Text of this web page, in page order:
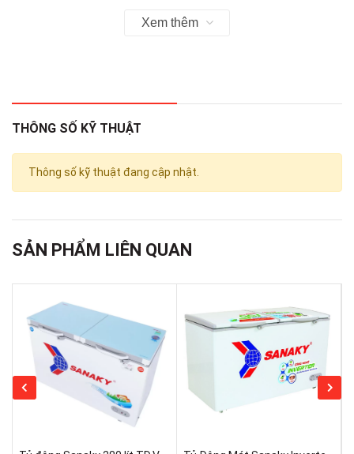
Loại tủ:
Tủ đông
Dung tích tổng:
650 lít
Xem thêm
THÔNG SỐ KỸ THUẬT
Thông số kỹ thuật đang cập nhật.
SẢN PHẨM LIÊN QUAN